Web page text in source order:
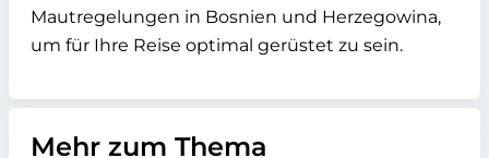
Mautregelungen in Bosnien und Herzegowina,
um für Ihre Reise optimal gerüstet zu sein.
Mehr zum Thema